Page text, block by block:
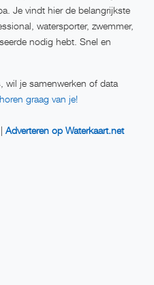
Je vindt hier de belangrijkste
watersporter, zwemmer,
nodig hebt. Snel en
wil je samenwerken of data
graag van je!
Adverteren op Waterkaart.net